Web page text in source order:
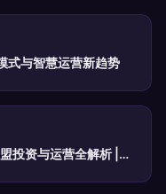
式与智慧运营新趋势
投资与运营全解析 |